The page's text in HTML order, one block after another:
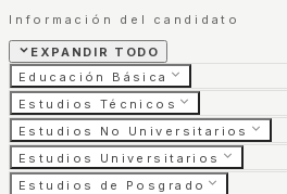
Información del candidato
EXPANDIR TODO
Educación Básica
Estudios Técnicos
Estudios No Universitarios
Estudios Universitarios
Estudios de Posgrado